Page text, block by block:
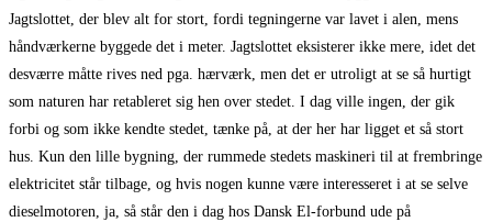
Jagtslottet, der blev alt for stort, fordi tegningerne var lavet i alen, mens
håndværkerne byggede det i meter. Jagtslottet eksisterer ikke mere, idet det
desværre måtte rives ned pga. hærværk, men det er utroligt at se så hurtigt
som naturen har retableret sig hen over stedet. I dag ville ingen, der gik
forbi og som ikke kendte stedet, tænke på, at der her har ligget et så stort
hus. Kun den lille bygning, der rummede stedets maskineri til at frembringe
elektricitet står tilbage, og hvis nogen kunne være interesseret i at se selve
dieselmotoren, ja, så står den i dag hos Dansk El-forbund ude på